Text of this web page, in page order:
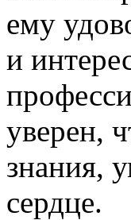
ему
и
уверен,
знания,
сердце.